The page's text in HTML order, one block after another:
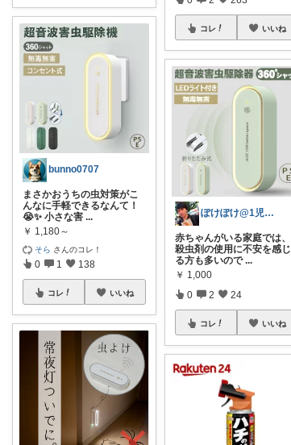
bunno0707
まさかおうちの虫対策がこ
んなに手軽できるなんて！
😭✨ 小さな害 ...
￥ 1,180～
そら さんのコレ！
0 1 138
コレ いいね
コレ いいね
ぽけぽけ@1児のパパ
赤ちゃんがいる家庭では、
殺虫剤の使用に不安を感じ
る方も多いので ...
￥ 1,000
0 2 24
コレ いいね